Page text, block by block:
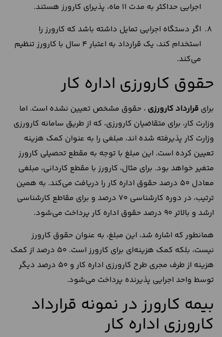
اجرایی حداکثر به مدت 11 ماه، پذیرای کارورز هستند.
اگر دستگاه اجرایی تمایل داشته باشد که کارورز را
استخدام کند، یک قرارداد به اعتبار 4 سال با کارورز تنظیم
می‌کند.
حقوق کارورزی اداره کار
برای قرارداد کارورزی ، حقوق مشخص تعیین نشده است. اما
وزارت کار، برای متقاضیان کارورزی، که از طریق سامانه کارورزی
وزارت کار پذیرفته شده اند، مبلغی را به‌ عنوان کمک هزینه
تعیین کرده است. این مبلغ با توجه به مقطع تحصیلی کارورز
متغیر خواهد بود. برای مثال، کارورز با مقطع کاردانی، مبلغی
معادل 50 درصد حقوق اداره کار را دریافت می‌کند. به همین
ترتیب، در دوره کارشناسی 70 درصد و برای مقاطع کارشناسی
ارشد و بالاتر 90 درصد حقوق اداره کار پرداخت می‌شود.
همانطور که اشاره شد، این مبلغ، به عنوان حقوق کارورز
نیست، بلکه کمک هزینه‌ای برای کارورز است. 50 درصد از کمک
هزینه از طرف مجری طرح کارورزی اداره کار و 50 درصد دیگر
توسط واحد اجرایی پذیرنده پرداخت می‌شود.
بیمه کارورز در نمونه قرارداد
کارورزی اداره کار